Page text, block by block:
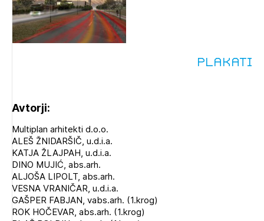
PRIJAVITE SE
Plakati
Avtorji:
Multiplan arhitekti d.o.o.
ALEŠ ŽNIDARŠIČ, u.d.i.a.
KATJA ŽLAJPAH, u.d.i.a.
DINO MUJIĆ, abs.arh.
ALJOŠA LIPOLT, abs.arh.
VESNA VRANIČAR, u.d.i.a.
GAŠPER FABJAN, vabs.arh. (1.krog)
ROK HOČEVAR, abs.arh. (1.krog)